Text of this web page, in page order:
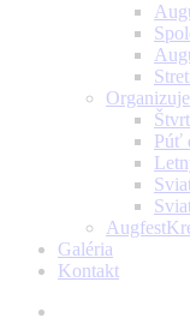
Púť
Augfest
Galéria
Kontakt